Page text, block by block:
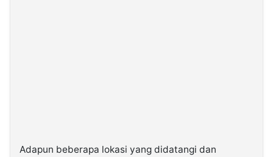
Adapun beberapa lokasi yang didatangi dan